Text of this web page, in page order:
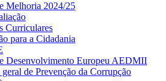
Melhoria 2024/25
Curriculares
para a Cidadania
Desenvolvimento Europeu AEDMII
de Prevenção da Corrupção